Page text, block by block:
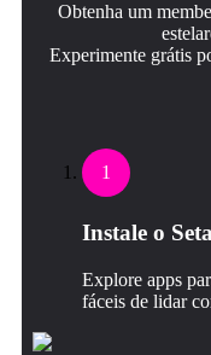
Obtenha um
Experimente grátis
1
Instale o
Explore apps
fáceis de lidar